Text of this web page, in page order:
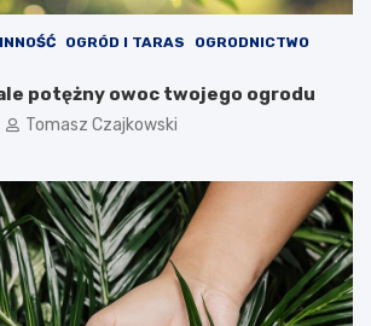
OGRÓD I TARAS
OGRODNICTWO
ale potężny owoc twojego ogrodu
Tomasz Czajkowski